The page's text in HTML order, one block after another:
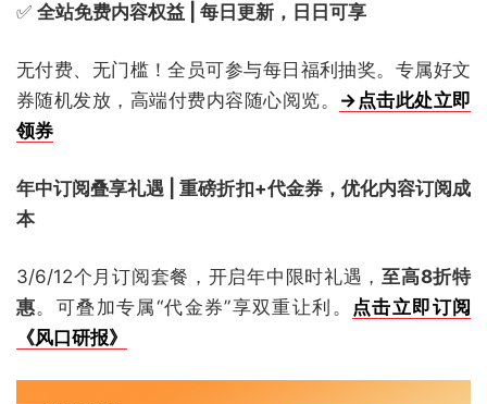
✅ 全站免费内容权益 | 每日更新，日日可享
无付费、无门槛！全员可参与每日福利抽奖。专属好文
券随机发放，高端付费内容随心阅览。 →点击此处立即
领券
年中订阅叠享礼遇 | 重磅折扣+代金券，优化内容订阅成
本
3/6/12个月订阅套餐，开启年中限时礼遇，至高8折特
惠。可叠加专属“代金券”享双重让利。 点击立即订阅
《风口研报》